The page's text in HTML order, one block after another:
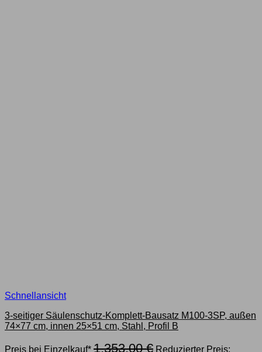
Schnellansicht
3-seitiger Säulenschutz-Komplett-Bausatz M100-3SP, außen
74×77 cm, innen 25×51 cm, Stahl, Profil B
Preis bei Einzelkauf* 1.353,00€ Ursprünglicher
Reduzierter Preis: